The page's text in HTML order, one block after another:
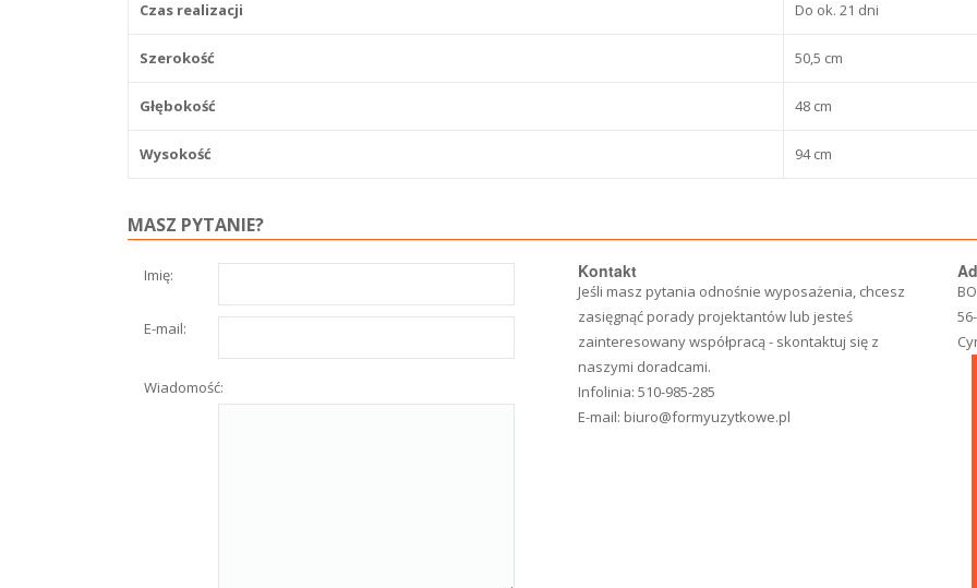
Czas realizacji Do ok. 21 dni
Szerokość 50,5 cm
Głębokość 48 cm
Wysokość 94 cm
MASZ PYTANIE?
Imię:
E-mail:
Wiadomość:
Kontakt
Jeśli masz pytania odnośnie wyposażenia, chcesz
zasięgnąć porady projektantów lub jesteś
zainteresowany współpracą - skontaktuj się z
naszymi doradcami.
Infolinia:510-985-285
E-mail: biuro@formyuzytkowe.pl